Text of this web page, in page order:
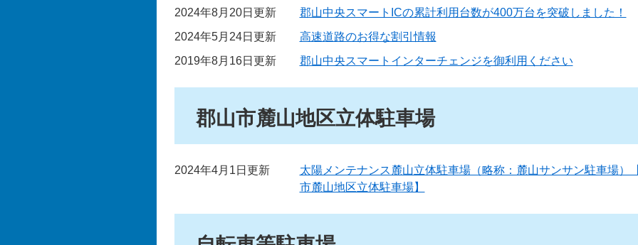
2024年8月20日更新
郡山中央スマートICの累計利用台数が400万台を突破しました！
2024年5月24日更新
高速道路のお得な割引情報
2019年8月16日更新
郡山中央スマートインターチェンジを御利用ください
郡山市麓山地区立体駐車場
2024年4月1日更新
太陽メンテナンス麓山立体駐車場（略称：麓山サンサン駐車場）
市麓山地区立体駐車場】